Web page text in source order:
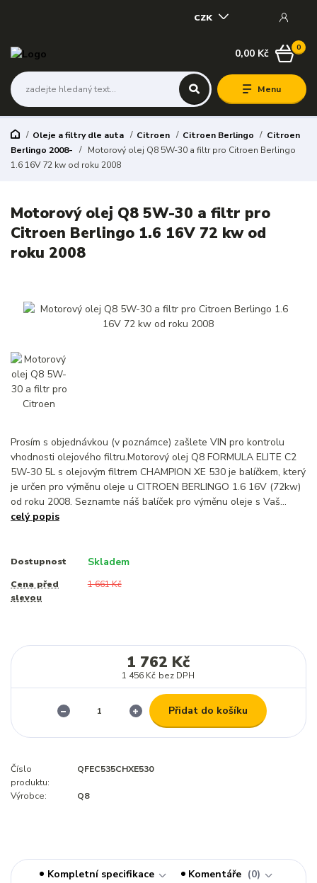
Menu
CZK
0
0,00 Kč
Oleje a filtry dle auta Citroen Citroen Berlingo
Citroen
Berlingo 2008-
Motorový olej Q8 5W-30 a filtr pro Citroen Berlingo
1.6 16V 72 kw od roku 2008
Motorový olej Q8 5W-30 a filtr pro
Citroen Berlingo 1.6 16V 72 kw od
roku 2008
Prosím s objednávkou (v poznámce) zašlete VIN pro kontrolu
vhodnosti olejového filtru.Motorový olej Q8 FORMULA ELITE C2
5W-30 5L s olejovým filtrem CHAMPION XE 530 je balíčkem, který
je určen pro výměnu oleje u CITROEN BERLINGO 1.6 16V (72kw)
od roku 2008. Seznamte náš balíček pro výměnu oleje s Vaš...
celý popis
Dostupnost Skladem
Cena před
slevou
1 661 Kč
1 762 Kč
1 456 Kč bez DPH
Přidat do košíku
Číslo
produktu:
QFEC535CHXE530
Výrobce: Q8
Kompletní specifikace Komentáře
0